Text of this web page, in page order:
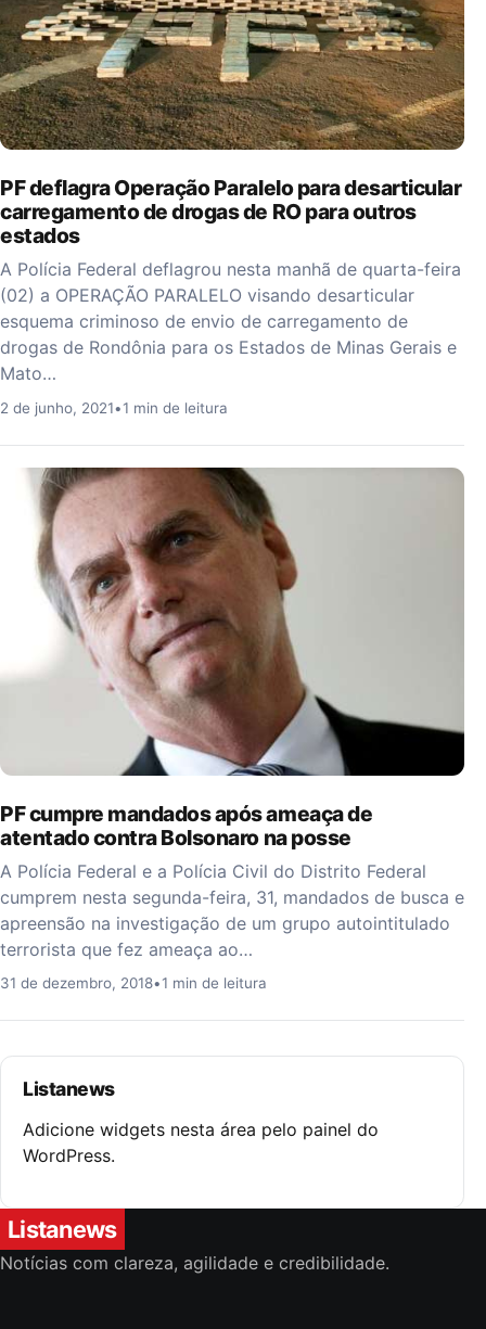
PF deflagra Operação Paralelo para desarticular
carregamento de drogas de RO para outros
estados
A Polícia Federal deflagrou nesta manhã de quarta-feira
(02) a OPERAÇÃO PARALELO visando desarticular
esquema criminoso de envio de carregamento de
drogas de Rondônia para os Estados de Minas Gerais e
Mato…
2 de junho, 2021•1 min de leitura
PF cumpre mandados após ameaça de
atentado contra Bolsonaro na posse
A Polícia Federal e a Polícia Civil do Distrito Federal
cumprem nesta segunda-feira, 31, mandados de busca e
apreensão na investigação de um grupo autointitulado
terrorista que fez ameaça ao…
31 de dezembro, 2018•1 min de leitura
Listanews
Adicione widgets nesta área pelo painel do
WordPress.
Listanews
Notícias com clareza, agilidade e credibilidade.